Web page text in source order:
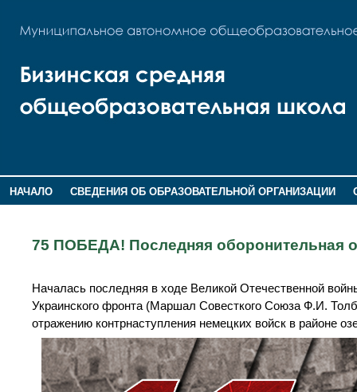
НАЧАЛО СВЕДЕНИЯ ОБ ОБРАЗОВАТЕЛЬНОЙ ОРГАНИЗАЦИИ
75 ПОБЕДА! Последняя оборонительная
Началась последняя в ходе Великой Отечественной
Украинского фронта (Маршал Совесткого Союза Ф.И.
отражению контрнаступления немецких войск в районе